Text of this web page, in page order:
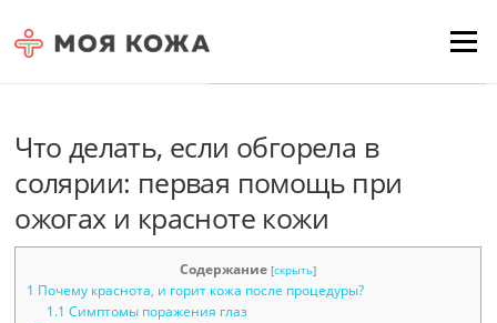
Menu
Что делать, если обгорела в
солярии: первая помощь при
ожогах и красноте кожи
Содержание [скрыть]
1 Почему краснота, и горит кожа после процедуры?
1.1 Симптомы поражения глаз
Для любых предложений по